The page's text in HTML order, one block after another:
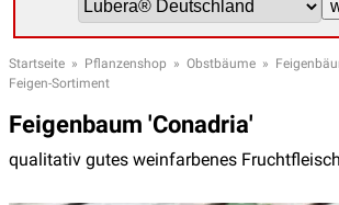
Startseite » Pflanzenshop » Obstbäume »
Feigen-Sortiment
Feigenbaum 'Conadria'
qualitativ gutes weinfarbenes